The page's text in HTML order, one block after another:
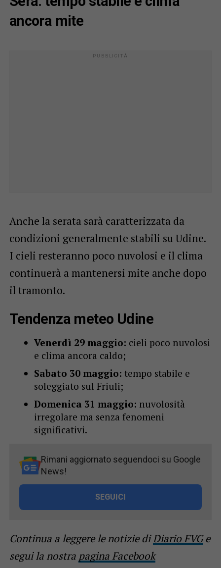
ancora mite
Anche la serata sarà caratterizzata da
condizioni generalmente stabili su Udine.
I cieli resteranno poco nuvolosi e il clima
continuerà a mantenersi mite anche dopo
il tramonto.
Tendenza meteo Udine
Venerdì 29 maggio: cieli poco nuvolosi
e clima ancora caldo;
Sabato 30 maggio: tempo stabile e
soleggiato sul Friuli;
Domenica 31 maggio: nuvolosità
irregolare ma senza fenomeni
significativi.
Rimani aggiornato seguendoci su Google
News!
SEGUICI
Continua a leggere le notizie diDiario FVGe
segui la nostra pagina Facebook